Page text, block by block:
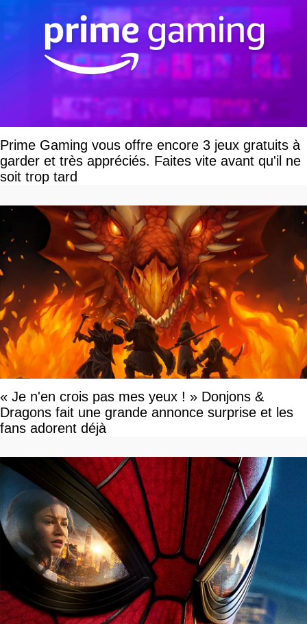
Prime Gaming vous offre encore 3 jeux gratuits à
garder et très appréciés. Faites vite avant qu'il ne
soit trop tard
« Je n'en crois pas mes yeux ! » Donjons &
Dragons fait une grande annonce surprise et les
fans adorent déjà